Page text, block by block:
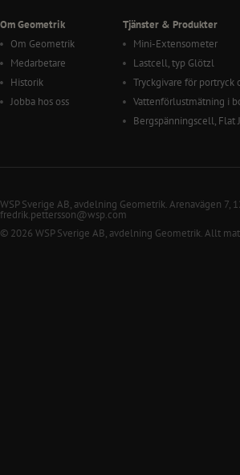
Om Geometrik
Om Geometrik
Medarbetare
Historik
Jobba hos oss
Tjänster & Produkter
Mini-Extensometer
Lastcell, typ Glötzl
Tryckgivare för portryck
Vattenförlustmätning i
Bergspänningscell, Flat
WSP Sverige AB, avdelning Geometrik. Arenavägen 7,
fredrik.pettersson@wsp.com
© 2026 WSP Sverige AB, avdelning Geometrik. Allt